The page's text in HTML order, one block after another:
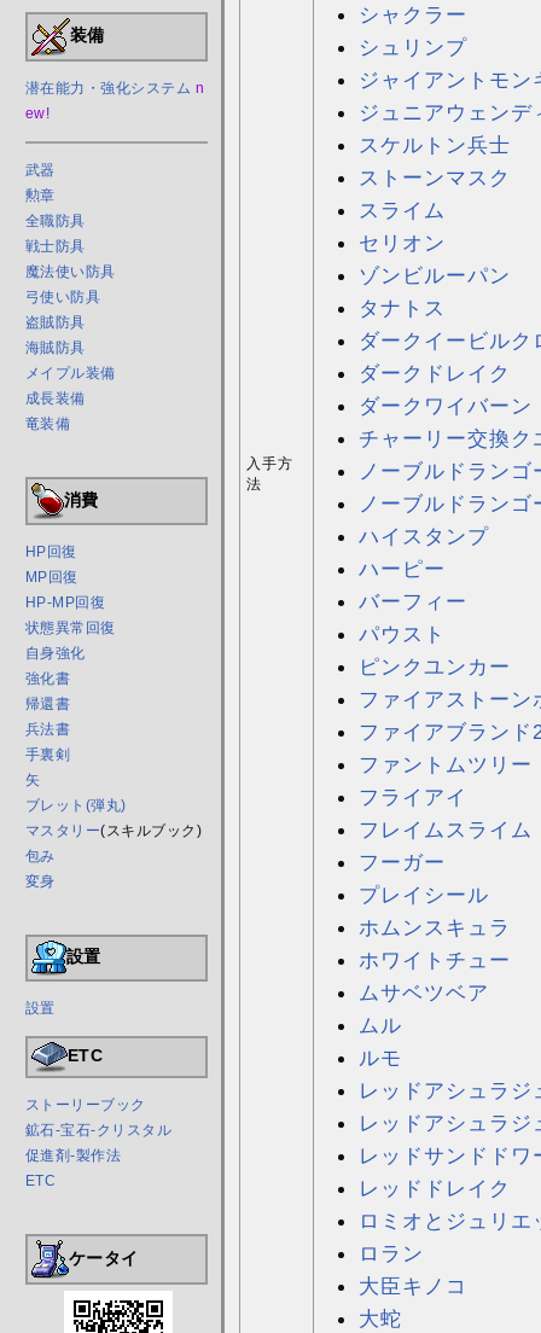
装備
潜在能力・強化システム n
ew!
武器
勲章
全職防具
戦士防具
魔法使い防具
弓使い防具
盗賊防具
海賊防具
メイプル装備
成長装備
竜装備
消費
HP回復
MP回復
HP-MP回復
状態異常回復
自身強化
強化書
帰還書
兵法書
手裏剣
矢
ブレット(弾丸)
マスタリー(スキルブック)
包み
変身
設置
設置
ETC
ストーリーブック
鉱石-宝石-クリスタル
促進剤-製作法
ETC
ケータイ
入手方
法
シャクラー
シュリンプ
ジャイアントモ
ジュニアウェンデ
スケルトン兵士
ストーンマスク
スライム
セリオン
ゾンビルーパン
タナトス
ダークイービルク
ダークドレイク
ダークワイバーン
チャーリー交換ク
ノーブルドランゴ
ノーブルドラン
ハイスタンプ
ハーピー
バーフィー
パウスト
ピンクユンカー
ファイアストーン
ファイアブランド
ファントムツリー
フライアイ
フレイムスライム
フーガー
プレイシール
ホムンスキュラ
ホワイトチュー
ムサベツベア
ムル
ルモ
レッドアシュラ
レッドアシュラ
レッドサンドドワ
レッドドレイク
ロミオとジュリエ
ロラン
大臣キノコ
大蛇